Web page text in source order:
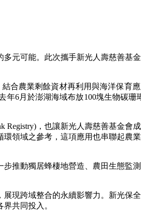
元可能。此次攜手新光人壽慈善基
合農業剩餘資材再利用與海洋保育
6月於澎湖海域布放100塊生物碳珊
Registry)，也讓新光人壽慈善基金會
領域之參考，這項應用也串聯起農
推動獨居蜂棲地營造、農田生態監
現跨域整合的永續影響力。新光保
共同投入。